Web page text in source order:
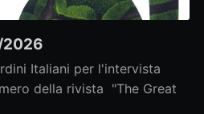
2026
Italiani per l'intervista
della rivista "The Great